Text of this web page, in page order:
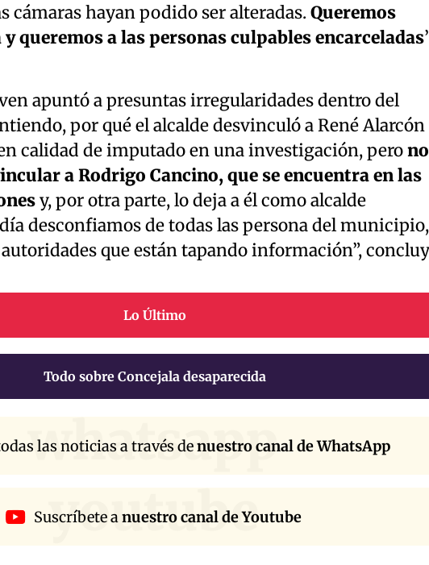
cámaras hayan podido ser alteradas. Queremos
queremos a las personas culpables encarceladas
apuntó a presuntas irregularidades dentro del
por qué el alcalde desvinculó a René Alarcón
calidad de imputado en una investigación, perono
a Rodrigo Cancino, que se encuentra en las
y, por otra parte, lo deja a él como alcalde
desconfiamos de todas las persona del municipio,
que están tapando información”,
Lo Último
Todo sobre Concejala desaparecida
whatsapp
las noticias a través denuestro canal de WhatsApp
youtube
Suscríbete anuestro canal de Youtube